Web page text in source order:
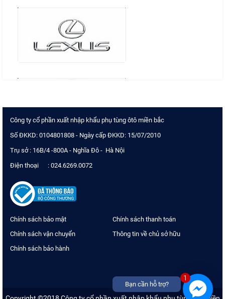
Công ty cổ phần xuất nhập khẩu phụ tùng ôtô miền bắc
Số ĐKKD: 0104801808 - Ngày cấp ĐKKD: 15/07/2010
Trụ sở : 16B/4 -800A - Nghĩa Đô - Hà Nội
Điện thoại : 024.6269.0072
Chính sách bảo mật
Chính sách thanh toán
Chính sách vận chuyển
Thông tin về chủ sở hữu
Chính sách bảo hành
1
Bạn cần hỗ trợ?